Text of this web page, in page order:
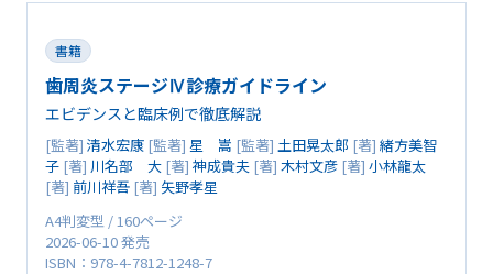
書籍
歯周炎ステージⅣ診療ガイドライン
エビデンスと臨床例で徹底解説
[監著] 清水宏康 [監著] 星 嵩 [監著] 土田晃太郎 [著] 緒方美智
子 [著] 川名部 大 [著] 神成貴夫 [著] 木村文彦 [著] 小林龍太
[著] 前川祥吾 [著] 矢野孝星
A4判変型 / 160ページ
2026-06-10 発売
ISBN：978-4-7812-1248-7